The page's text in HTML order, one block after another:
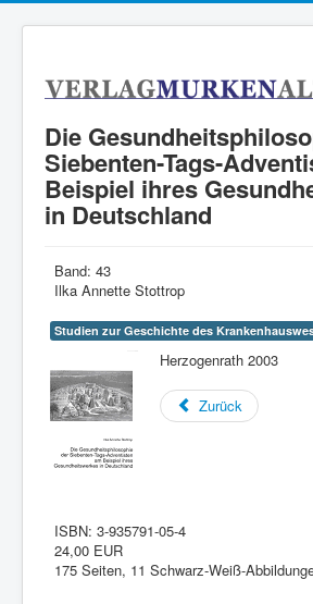
Die
Siebenten-Tags-
Beispiel ihres
in Deutschland
Band: 43
Ilka Annette Stottrop
Studien zur Geschichte des
Herzogenrath 2003
Zurück
ISBN: 3-935791-05-4
24,00 EUR
175 Seiten, 11 Schwarz-Weiß-